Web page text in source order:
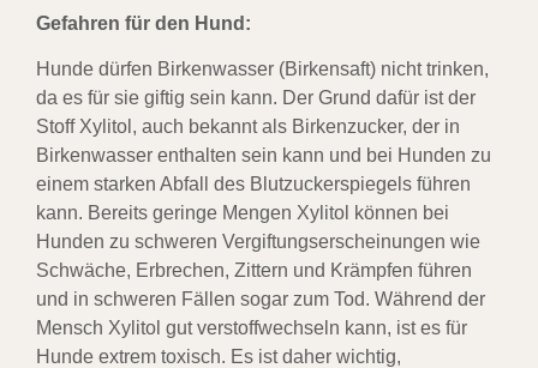
Gefahren für den Hund:
Hunde dürfen Birkenwasser (Birkensaft) nicht trinken,
da es für sie giftig sein kann. Der Grund dafür ist der
Stoff Xylitol, auch bekannt als Birkenzucker, der in
Birkenwasser enthalten sein kann und bei Hunden zu
einem starken Abfall des Blutzuckerspiegels führen
kann. Bereits geringe Mengen Xylitol können bei
Hunden zu schweren Vergiftungserscheinungen wie
Schwäche, Erbrechen, Zittern und Krämpfen führen
und in schweren Fällen sogar zum Tod. Während der
Mensch Xylitol gut verstoffwechseln kann, ist es für
Hunde extrem toxisch. Es ist daher wichtig,